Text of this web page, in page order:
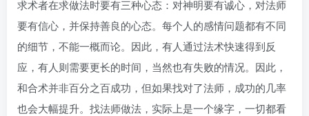
求术者在求做法时要有三种心态：对神明要有诚心，对法师
要有信心，并保持善良的心态。每个人的感情问题都有不同
的细节，不能一概而论。因此，有人通过法术快速得到反
应，有人则需要更长的时间，当然也有失败的情况。因此，
和合术并非百分之百成功，但如果找对了法师，成功的几率
也会大幅提升。找法师做法，实际上是一个缘字，一切都看